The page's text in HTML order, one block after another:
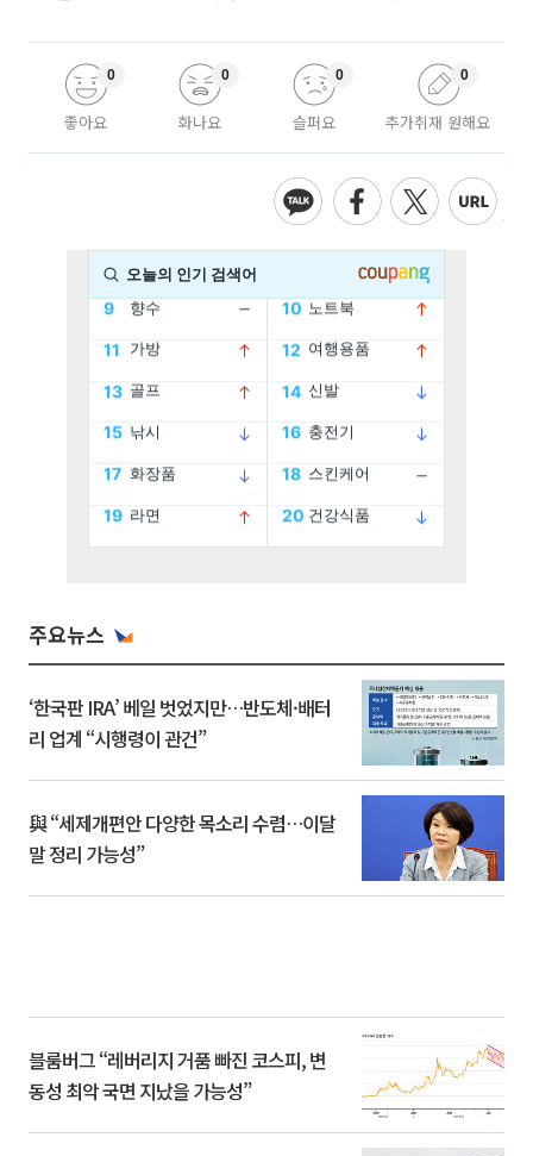
좋아요
0
화나요
0
슬퍼요
0
추가취재 원해요
0
주요뉴스
‘한국판 IRA’ 베일 벗었지만…반도체·배터
리 업계 “시행령이 관건”
與 “세제개편안 다양한 목소리 수렴…이달
말 정리 가능성”
블룸버그 “레버리지 거품 빠진 코스피, 변
동성 최악 국면 지났을 가능성”